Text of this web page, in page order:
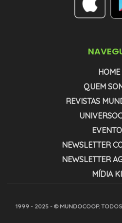
HOME
QUEM
REVISTAS
NEWSLETTER
NEWSLETTER
MÍDIA
1999 - 2025 - © MUNDOCOOP.